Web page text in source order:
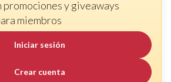
promociones y giveaways
miembros
Iniciar sesión
Crear cuenta